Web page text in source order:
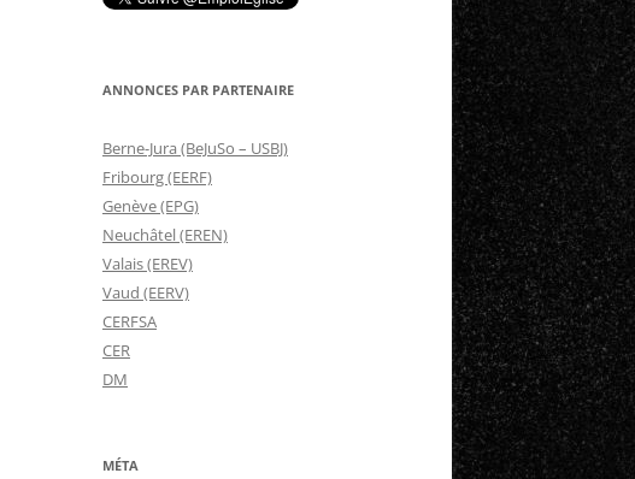
ANNONCES PAR PARTENAIRE
Berne-Jura (BeJuSo – USBJ)
Fribourg (EERF)
Genève (EPG)
Neuchâtel (EREN)
Valais (EREV)
Vaud (EERV)
CERFSA
CER
DM
MÉTA